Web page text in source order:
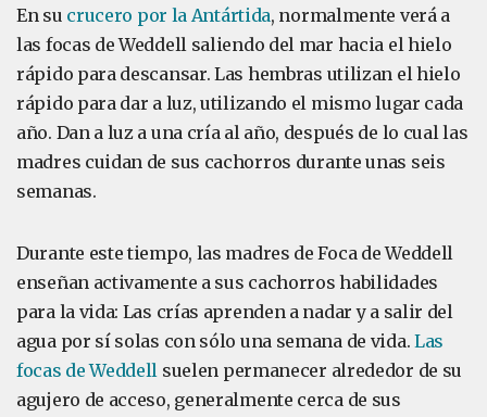
En su crucero por la Antártida, normalmente verá a
las focas de Weddell saliendo del mar hacia el hielo
rápido para descansar. Las hembras utilizan el hielo
rápido para dar a luz, utilizando el mismo lugar cada
año. Dan a luz a una cría al año, después de lo cual las
madres cuidan de sus cachorros durante unas seis
semanas.
Durante este tiempo, las madres de Foca de Weddell
enseñan activamente a sus cachorros habilidades
para la vida: Las crías aprenden a nadar y a salir del
agua por sí solas con sólo una semana de vida. Las
focas de Weddell suelen permanecer alrededor de su
agujero de acceso, generalmente cerca de sus